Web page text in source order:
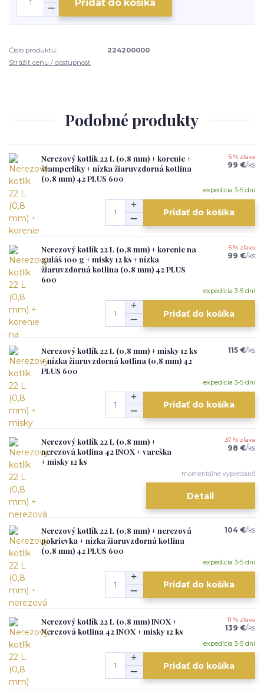
Pridať do košíka
Číslo produktu:
224200000
Strážiť cenu / dostupnosť
Podobné produkty
Nerezový kotlík 22 L (0,8 mm) + korenie +
štamperlíky + nízka žiaruvzdorná kotlina
(0,8 mm) 42 PLUS 600
5 % zľava
99 €/ks
expedícia 3-5 dní
Pridať do košíka
Nerezový kotlík 22 L (0,8 mm) + korenie na
guláš 100 g + misky 12 ks + nízka
žiaruvzdorná kotlina (0,8 mm) 42 PLUS
600
5 % zľava
99 €/ks
expedícia 3-5 dní
Pridať do košíka
Nerezový kotlík 22 L (0,8 mm) + misky 12 ks
+ nízka žiaruvzdorná kotlina (0,8 mm) 42
PLUS 600
115 €/ks
expedícia 3-5 dní
Pridať do košíka
Nerezový kotlík 22 L (0,8 mm) +
nerezová kotlina 42 INOX + vareška
+ misky 12 ks
37 % zľava
98 €/ks
momentálne vypredané
Detail
Nerezový kotlík 22 L (0,8 mm) + nerezová
pokrievka + nízka žiaruvzdorná kotlina
(0,8 mm) 42 PLUS 600
104 €/ks
expedícia 3-5 dní
Pridať do košíka
Nerezový kotlík 22 L (0,8 mm) INOX +
Nerezová kotlina 42 INOX + misky 12 ks
11 % zľava
139 €/ks
expedícia 3-5 dní
Pridať do košíka